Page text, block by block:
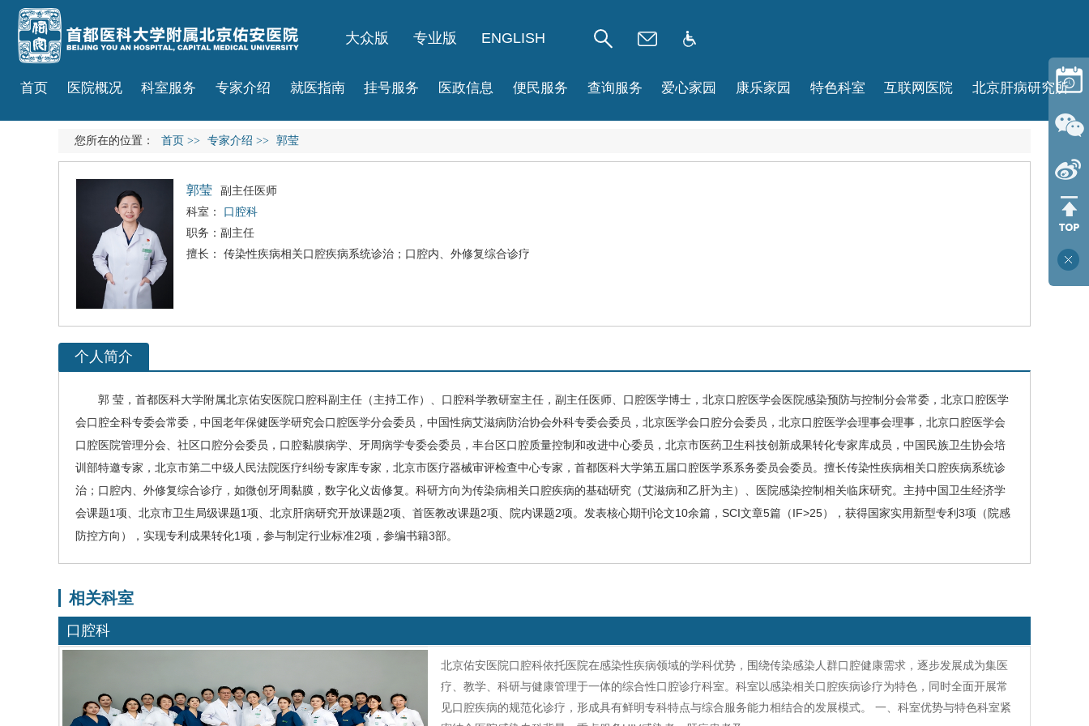
大众版 专业版 ENGLISH
首页 医院概况 科室服务 专家介绍 就医指南 挂号服务 医政信息 便民服务 查询服务 爱心家园 康乐家园 特色科室 互联网医院 北京肝病研究所
您所在的位置： 首页 >> 专家介绍 >> 郭莹
郭莹
副主任医师
科室： 口腔科
职务：副主任
擅长： 传染性疾病相关口腔疾病系统诊治；口腔内、外修复综合诊疗
个人简介
郭 莹， 首都医科大学附属北京佑安医院口腔科副主任（主持工作）、口腔科学教研室主任， 副主任医师、 口腔医学博士， 北京口腔医学会医院感染预防与控制分会常委， 北京口腔医学
会口腔全科专委会常委， 中国老年保健医学研究会口腔医学分会委员， 中国性病艾滋病防治协会外科专委会委员， 北京医学会口腔分会委员， 北京口腔医学会理事会理事， 北京口腔医学会
口腔医院管理分会、社区口腔分会委员， 口腔黏膜病学、牙周病学专委会委员， 丰台区口腔质量控制和改进中心委员， 北京市医药卫生科技创新成果转化专家库成员， 中国民族卫生协会培
训部特邀专家， 北京市第二中级人民法院医疗纠纷专家库专家， 北京市医疗器械审评检查中心专家， 首都医科大学第五届口腔医学系系务委员会委员。擅长传染性疾病相关口腔疾病系统诊
治；口腔内、外修复综合诊疗，如微创牙周黏膜，数字化义齿修复。 科研方向为传染病相关口腔疾病的基础研究（艾滋病和乙肝为主）、医院感染控制相关临床研究。主持中国卫生经济学
会课题1项、北京市卫生局级课题1项、北京肝病研究开放课题2项、首医教改课题2项、院内课题2项。发表核心期刊论文10余篇， SCI文章5篇（IF>25），获得国家实用新型专利 3项（院感
防控方向），实现专利成果转化1项，参与制定行业标准2项，参编书籍3部。
相关科室
口腔科
北京佑安医院口腔科依托医院在感染性疾病领域的学科优势，围绕传染感染人群口腔健康需求，逐步发展成为集医
疗、教学、科研与健康管理于一体的综合性口腔诊疗科室。科室以感染相关口腔疾病诊疗为特色，同时全面开展常
见口腔疾病的规范化诊疗，形成具有鲜明专科特点与综合服务能力相结合的发展模式。 一、科室优势与特色科室紧